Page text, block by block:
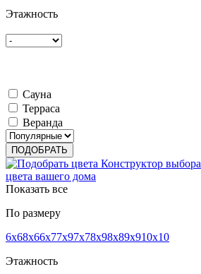
Этажность
Сауна
Терраса
Веранда
Конструктор выбора
цвета вашего дома
Показать все
По размеру
6х68х66х77х97x78х98х89х910х10
Этажность